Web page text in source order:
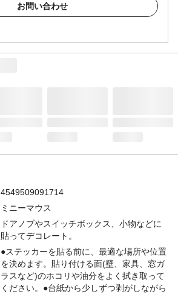
お問い合わせ
4549509091714
ミニーマウス
ドアノブやスイッチボックス、小物などに
貼ってデコレート。
●ステッカーを貼る前に、最適な場所や位置
を決めます。貼り付ける面(壁、家具、窓ガ
ラスなど)のホコリや油分をよく拭き取って
ください。●台紙から少しずつ剥がしながら